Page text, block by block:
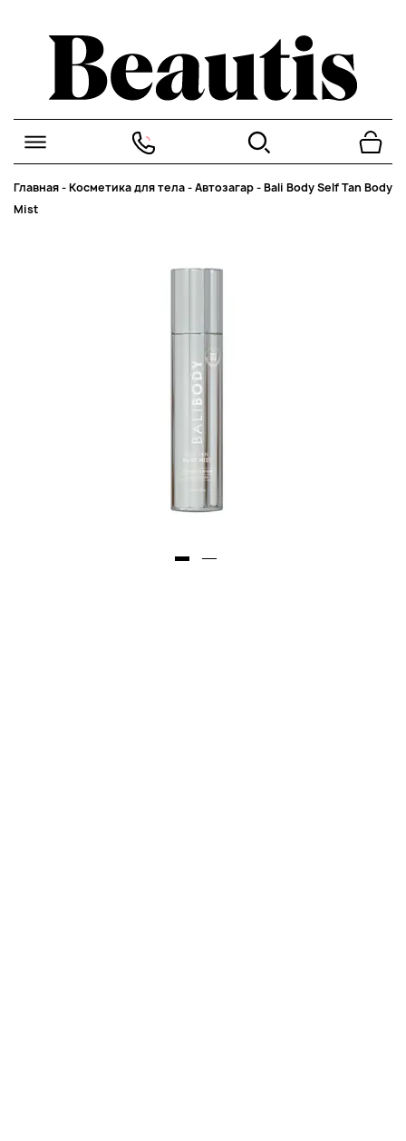
Главная-Косметика для тела-Автозагар-Bali Body Self Tan Body
Mist